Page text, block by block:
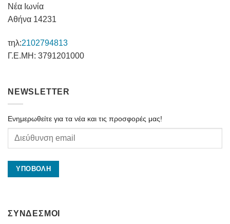
Νέα Ιωνία
Αθήνα 14231
τηλ:2102794813
Γ.Ε.ΜΗ: 3791201000
NEWSLETTER
Ενημερωθείτε για τα νέα και τις προσφορές μας!
ΣΥΝΔΕΣΜΟΙ